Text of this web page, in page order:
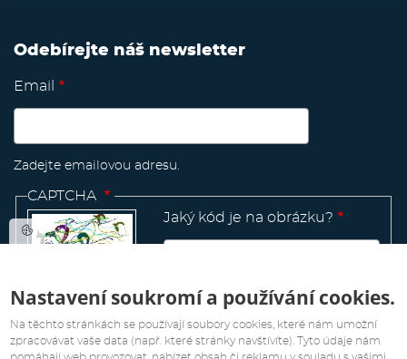
Odebírejte náš newsletter
Email
Zadejte emailovou adresu.
CAPTCHA
Jaký kód je na obrázku?
Manage
existing
Nastavení soukromí a používání cookies.
Na těchto stránkách se používají soubory cookies, které nám umožní
zpracovávat vaše data (např. které stránky navštívíte). Tyto údaje nám